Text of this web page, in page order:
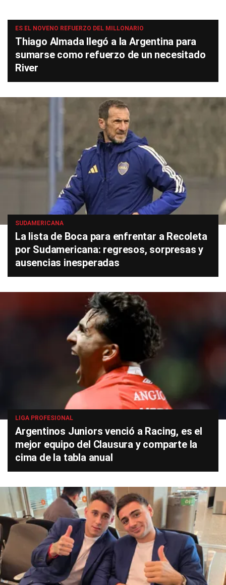
ES EL NOVENO REFUERZO DEL MILLONARIO
Thiago Almada llegó a la Argentina para
sumarse como refuerzo de un necesitado
River
SUDAMERICANA
La lista de Boca para enfrentar a Recoleta
por Sudamericana: regresos, sorpresas y
ausencias inesperadas
LIGA PROFESIONAL
Argentinos Juniors venció a Racing, es el
mejor equipo del Clausura y comparte la
cima de la tabla anual